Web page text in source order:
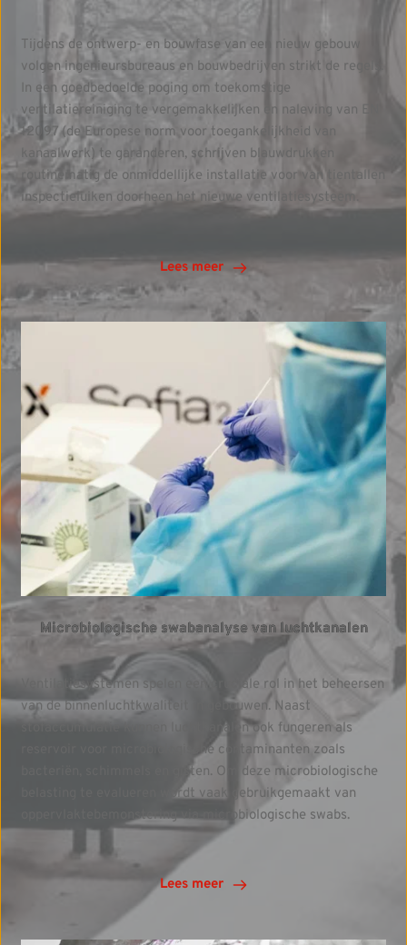
Tijdens de ontwerp- en bouwfase van een nieuw gebouw
volgen ingenieursbureaus en bouwbedrijven strikt de regels.
In een goedbedoelde poging om toekomstige
ventilatiereiniging te vergemakkelijken en naleving van EN
12097 (de Europese norm voor toegankelijkheid van
kanaalwerk) te garanderen, schrijven blauwdrukken
routinematig de onmiddellijke installatie voor van tientallen
inspectieluiken doorheen het nieuwe ventilatiesysteem.
Lees meer
Microbiologische swabanalyse van luchtkanalen
Ventilatiesystemen spelen een cruciale rol in het beheersen
van de binnenluchtkwaliteit in gebouwen. Naast
stofaccumulatie kunnen luchtkanalen ook fungeren als
reservoir voor microbiologische contaminanten zoals
bacteriën, schimmels en gisten. Om deze microbiologische
belasting te evalueren wordt vaak gebruikgemaakt van
oppervlaktebemonstering via microbiologische swabs.
Lees meer